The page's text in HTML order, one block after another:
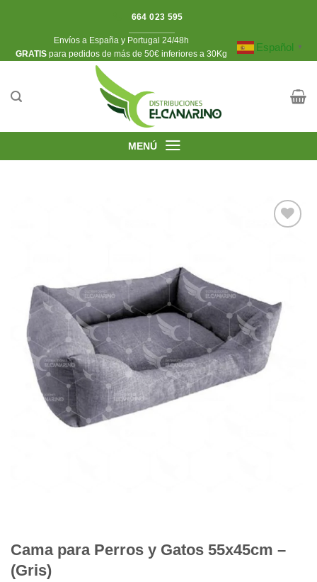
664 023 595
Envíos a España y Portugal 24/48h
​GRATIS para pedidos de más de 50€ inferiores a 30Kg
Español ▼
MENÚ
deseos
Cama para Perros y Gatos 55x45cm –
(Gris)